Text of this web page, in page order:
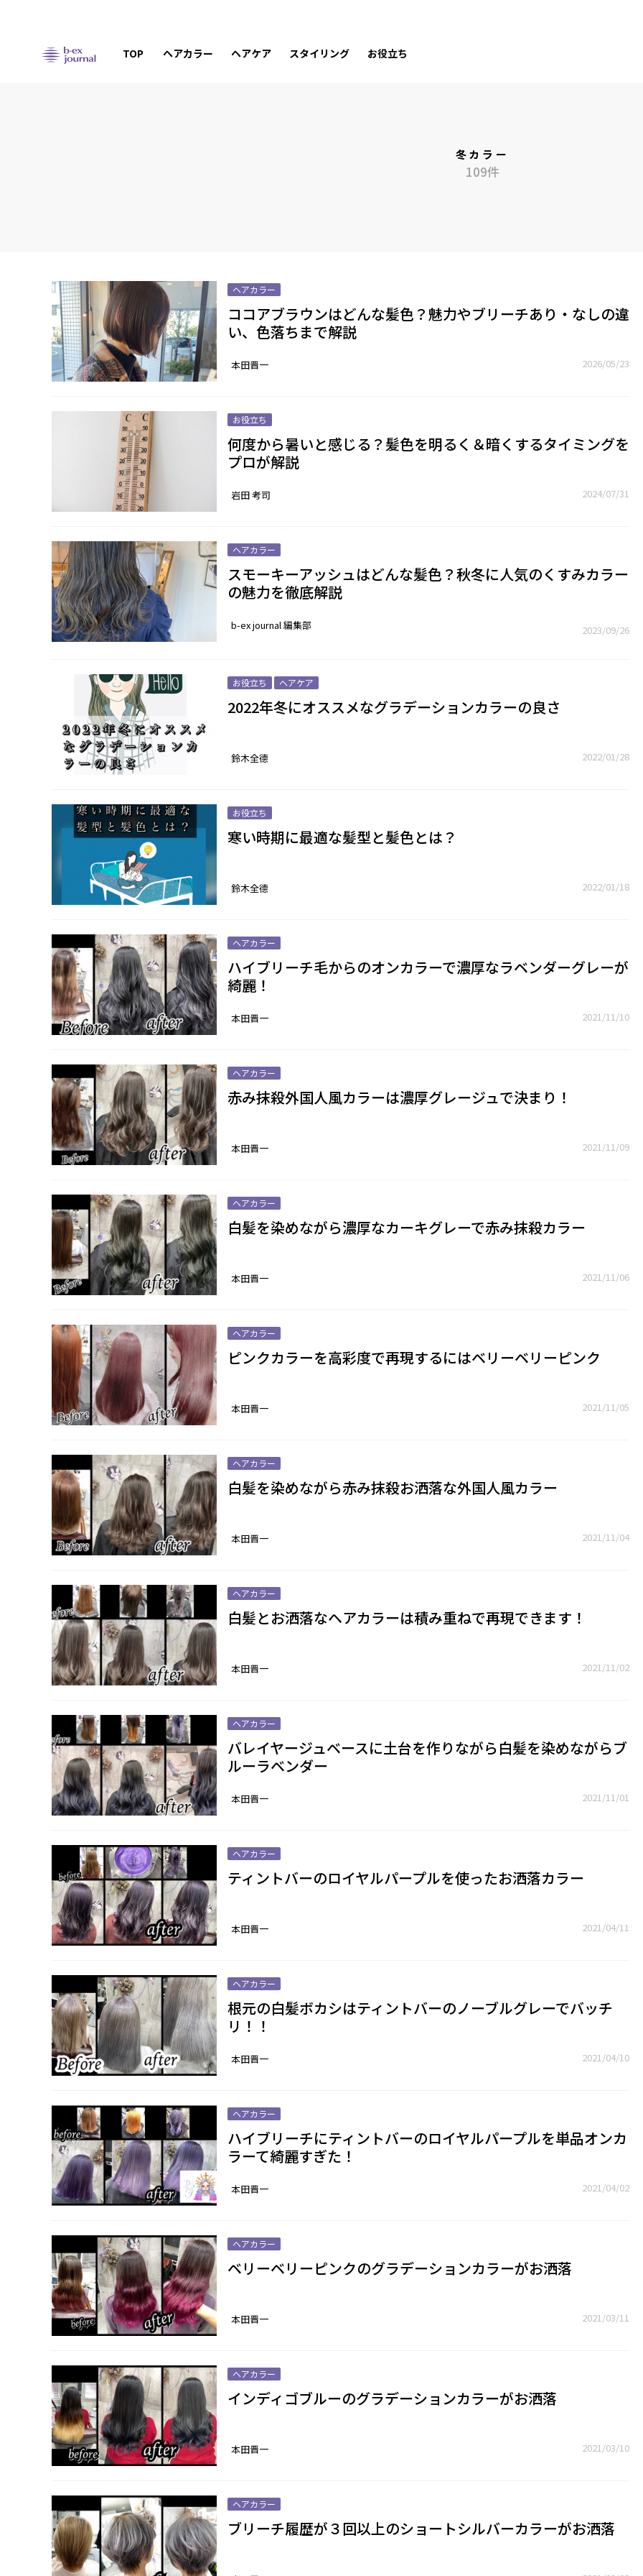
TOP ヘアカラー ヘアケア スタイリング お役立ち
冬カラー
109件
ヘアカラー
ココアブラウンはどんな髪色？魅力やブリーチあり・なしの違
い、色落ちまで解説
本田晋一 2026/05/23
お役立ち
何度から暑いと感じる？髪色を明るく＆暗くするタイミングを
プロが解説
岩田 考司 2024/07/31
ヘアカラー
スモーキーアッシュはどんな髪色？秋冬に人気のくすみカラー
の魅力を徹底解説
b-ex journal 編集部 2023/09/26
お役立ち ヘアケア
2022年冬にオススメなグラデーションカラーの良さ
鈴木全德 2022/01/28
お役立ち
寒い時期に最適な髪型と髪色とは？
鈴木全德 2022/01/18
ヘアカラー
ハイブリーチ毛からのオンカラーで濃厚なラベンダーグレーが
綺麗！
本田晋一 2021/11/10
ヘアカラー
赤み抹殺外国人風カラーは濃厚グレージュで決まり！
本田晋一 2021/11/09
ヘアカラー
白髪を染めながら濃厚なカーキグレーで赤み抹殺カラー
本田晋一 2021/11/06
ヘアカラー
ピンクカラーを高彩度で再現するにはベリーベリーピンク
本田晋一 2021/11/05
ヘアカラー
白髪を染めながら赤み抹殺お洒落な外国人風カラー
本田晋一 2021/11/04
ヘアカラー
白髪とお洒落なヘアカラーは積み重ねで再現できます！
本田晋一 2021/11/02
ヘアカラー
バレイヤージュベースに土台を作りながら白髪を染めながらブ
ルーラベンダー
本田晋一 2021/11/01
ヘアカラー
ティントバーのロイヤルパープルを使ったお洒落カラー
本田晋一 2021/04/11
ヘアカラー
根元の白髪ボカシはティントバーのノーブルグレーでバッチ
リ！！
本田晋一 2021/04/10
ヘアカラー
ハイブリーチにティントバーのロイヤルパープルを単品オンカ
ラーて綺麗すぎた！
本田晋一 2021/04/02
ヘアカラー
ベリーベリーピンクのグラデーションカラーがお洒落
本田晋一 2021/03/11
ヘアカラー
インディゴブルーのグラデーションカラーがお洒落
本田晋一 2021/03/10
ヘアカラー
ブリーチ履歴が３回以上のショートシルバーカラーがお洒落